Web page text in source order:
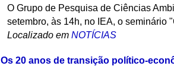
O Grupo de Pesquisa de Ciências
setembro, às 14h, no IEA, o seminário
Localizado em NOTÍCIAS
Os 20 anos de transição político-